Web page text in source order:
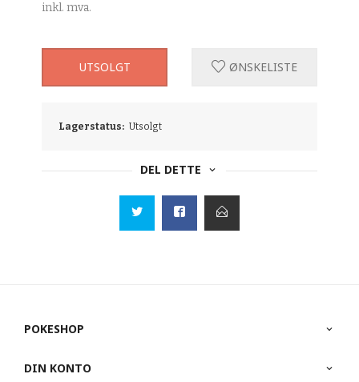
inkl. mva.
UTSOLGT ØNSKELISTE
Lagerstatus: Utsolgt
DEL DETTE
POKESHOP
DIN KONTO